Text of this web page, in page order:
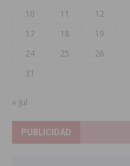
10
11 12
17
18 19
24
25 26
31
« Jul
PUBLICIDAD